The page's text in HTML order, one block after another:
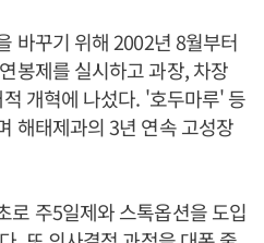
바꾸기 위해 2002년 8월부터
봉제를 실시하고 과장, 차장
개혁에 나섰다. '호두마루' 등
해태제과의 3년 연속 고성장
로 주5일제와 스톡옵션을 도입